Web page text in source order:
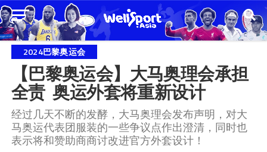
2024巴黎奥运会
【巴黎奥运会】大马奥理会承担
全责  奥运外套将重新设计
经过几天不断的发酵，大马奥理会发布声明，对大
马奥运代表团服装的一些争议点作出澄清，同时也
表示将和赞助商商讨改进官方外套设计！